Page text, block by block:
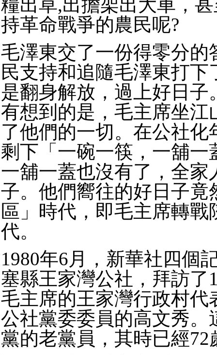
糧出草,出擔架出大車，
持革命戰爭的農民呢?
毛澤東交了一份得零分的
民支持和追隨毛澤東打下
是翻身解放，過上好日子
有想到的是，毛主席坐江
了他們的一切。在公社化
剩下「一碗一筷，一舖一
一舖一蓋也沒有了，全家
子。他們嚮往的好日子竟
區」時代，即毛主席轉戰
代。
1980年6月，新華社四個
塞縣王家灣公社，拜訪了
毛主席的王家灣行政村代
公社黨委委員的高文秀。
黨的老黨員，其時已經72